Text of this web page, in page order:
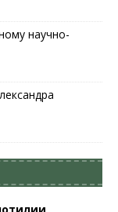
научно-